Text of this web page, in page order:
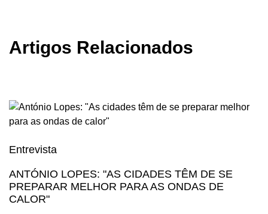
Artigos Relacionados
Entrevista
ANTÓNIO LOPES: "AS CIDADES TÊM DE SE
PREPARAR MELHOR PARA AS ONDAS DE
CALOR"